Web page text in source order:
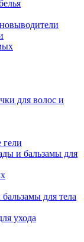
для волос и
гели
и бальзамы для
для тела
ухода